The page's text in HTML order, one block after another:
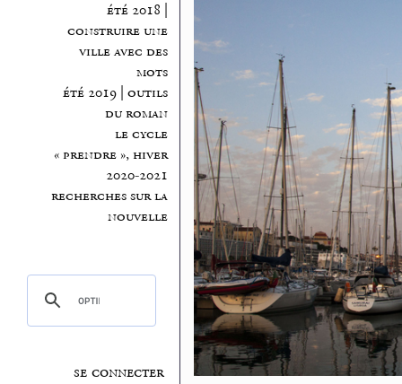
été 2018 |
construire une
ville avec des
mots
été 2019 | outils
du roman
le cycle
« prendre », hiver
2020-2021
recherches sur la
nouvelle
se connecter